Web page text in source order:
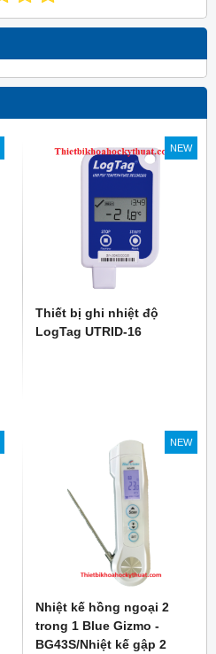
NEW
Thiết bị ghi nhiệt độ
LogTag UTRID-16
NEW
Nhiệt kế hồng ngoại 2
trong 1 Blue Gizmo -
BG43S/Nhiệt kế gập 2